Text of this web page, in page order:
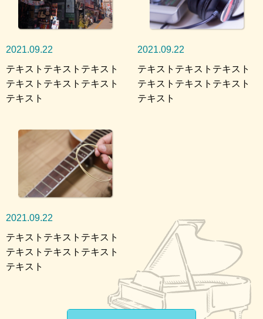
2021.09.22
テキストテキストテキスト
テキストテキストテキスト
テキスト
2021.09.22
テキストテキストテキスト
テキストテキストテキスト
テキスト
2021.09.22
テキストテキストテキスト
テキストテキストテキスト
テキスト